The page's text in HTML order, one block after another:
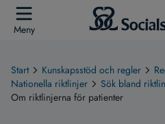
Meny
Start Kunskapsstöd och regler
Nationella riktlinjer
Sök bland
Om riktlinjerna för patienter